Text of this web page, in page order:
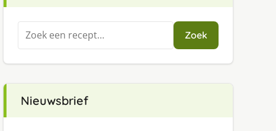
Zoeken
naar:
Zoek
Nieuwsbrief